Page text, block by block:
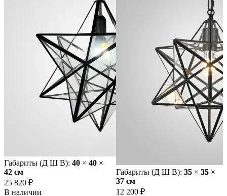
Габариты (Д Ш В): 40 × 40 ×
42 cм
25 820 ₽
В наличии
Габариты (Д Ш В): 35 × 35 ×
37 cм
12 200 ₽